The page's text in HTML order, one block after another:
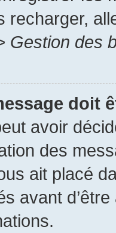
recharger,
Gestion des
doit
avoir
des
ait placé
avant